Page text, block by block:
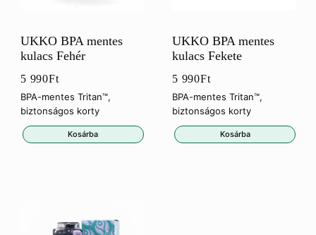
UKKO BPA mentes
kulacs Fehér
5 990Ft
BPA-mentes Tritan™,
biztonságos korty
Kosárba
UKKO BPA mentes
kulacs Fekete
5 990Ft
BPA-mentes Tritan™,
biztonságos korty
Kosárba